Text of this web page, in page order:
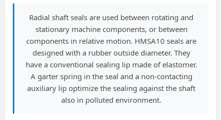
Radial shaft seals are used between rotating and
stationary machine components, or between
components in relative motion. HMSA10 seals are
designed with a rubber outside diameter. They
have a conventional sealing lip made of elastomer.
A garter spring in the seal and a non-contacting
auxiliary lip optimize the sealing against the shaft
also in polluted environment.